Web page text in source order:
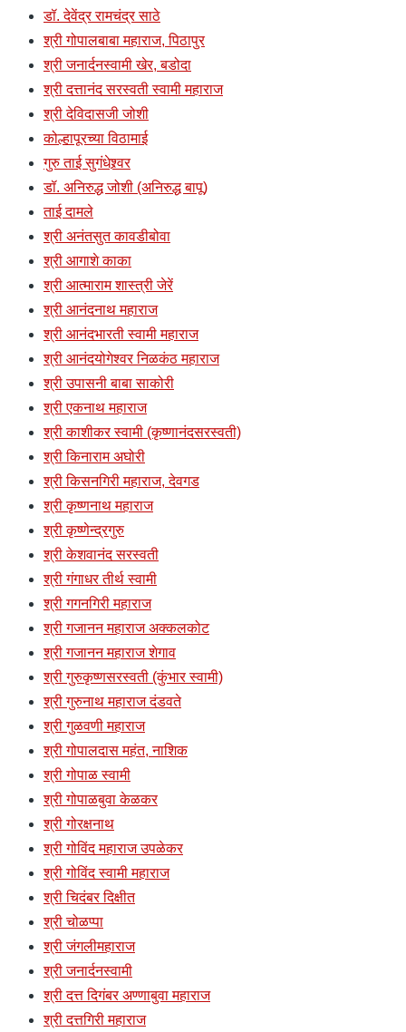
डॉ. देवेंद्र रामचंद्र साठे
श्री गोपालबाबा महाराज, पिठापुर
श्री जनार्दनस्वामी खेर, बडोदा
श्री दत्तानंद सरस्वती स्वामी महाराज
श्री देविदासजी जोशी
कोल्हापूरच्या विठामाई
गुरु ताई सुगंधेश्र्वर
डॉ. अनिरुद्ध जोशी (अनिरुद्ध बापू)
ताई दामले
श्री अनंतसुत कावडीबोवा
श्री आगाशे काका
श्री आत्माराम शास्त्री जेरें
श्री आनंदनाथ महाराज
श्री आनंदभारती स्वामी महाराज
श्री आनंदयोगेश्वर निळकंठ महाराज
श्री उपासनी बाबा साकोरी
श्री एकनाथ महाराज
श्री काशीकर स्वामी (कृष्णानंदसरस्वती)
श्री किनाराम अघोरी
श्री किसनगिरी महाराज, देवगड
श्री कृष्णनाथ महाराज
श्री कृष्णेन्द्रगुरु
श्री केशवानंद सरस्वती
श्री गंगाधर तीर्थ स्वामी
श्री गगनगिरी महाराज
श्री गजानन महाराज अक्कलकोट
श्री गजानन महाराज शेगाव
श्री गुरुकृष्णसरस्वती (कुंभार स्वामी)
श्री गुरुनाथ महाराज दंडवते
श्री गुळवणी महाराज
श्री गोपालदास महंत, नाशिक
श्री गोपाळ स्वामी
श्री गोपाळबुवा केळकर
श्री गोरक्षनाथ
श्री गोविंद महाराज उपळेकर
श्री गोविंद स्वामी महाराज
श्री चिदंबर दिक्षीत
श्री चोळप्पा
श्री जंगलीमहाराज
श्री जनार्दनस्वामी
श्री दत्त दिगंबर अण्णाबुवा महाराज
श्री दत्तगिरी महाराज